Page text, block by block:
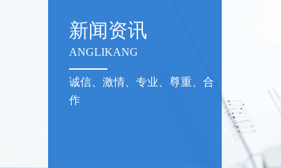
新闻资讯
ANGLIKANG
诚信、激情、专业、尊重、合
作